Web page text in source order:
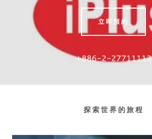
立即預約
+886-2-27711113
探索世界的旅程